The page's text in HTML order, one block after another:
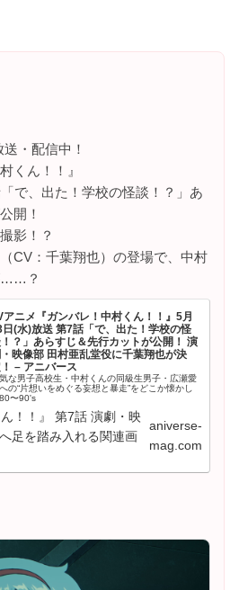
・配信中！
くん！！』
で、出た！学校の怪談！？」あ
開！
影！？
CV：千葉翔也）の登場で、中村
……？
アニメ『ガンバレ！中村くん！！』5月
日(水)放送 第7話「で、出た！学校の怪
？」あらすじ＆先行カットが公開！ 演
映像部 田村亜乱堂役に千葉翔也が決
– アニバース
な男子高校生・中村くんの同級生男子・広瀬愛
の“片想いをめぐる妄想と暴走”をどこか懐かし
〜90's
aniverse-
mag.com